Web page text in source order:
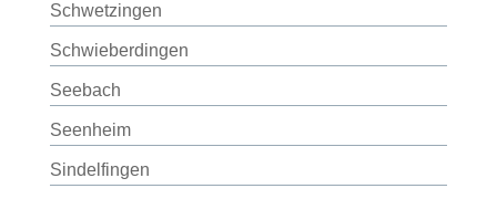
Schwetzingen
Schwieberdingen
Seebach
Seenheim
Sindelfingen